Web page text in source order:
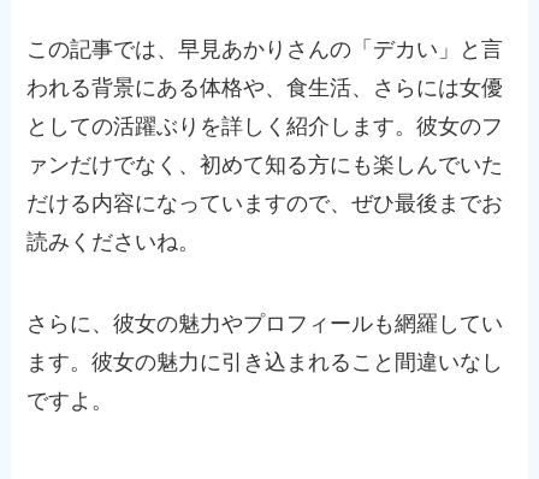
この記事では、早見あかりさんの「デカい」と言
われる背景にある体格や、食生活、さらには女優
としての活躍ぶりを詳しく紹介します。彼女のフ
ァンだけでなく、初めて知る方にも楽しんでいた
だける内容になっていますので、ぜひ最後までお
読みくださいね。
さらに、彼女の魅力やプロフィールも網羅してい
ます。彼女の魅力に引き込まれること間違いなし
ですよ。